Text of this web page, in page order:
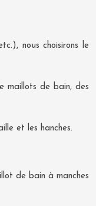
nous choisirons le
maillots de bain, des
et les hanches.
de bain à manches